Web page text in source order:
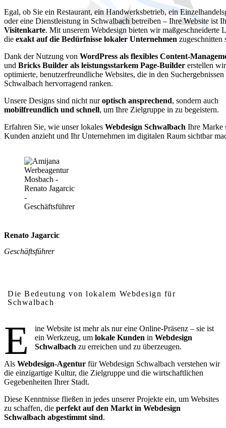
Egal, ob Sie ein Restaurant, ein Handwerksbetrieb, ein
oder eine Dienstleistung in Schwalbach betreiben – Ihre Website ist
Visitenkarte. Mit unserem Webdesign bieten wir maßgeschneiderte
die exakt auf die Bedürfnisse lokaler Unternehmen zugeschnitten
Dank der Nutzung von WordPress als flexibles Content-
und Bricks Builder als leistungsstarkem Page-Builder erstellen
optimierte, benutzerfreundliche Websites, die in den
Schwalbach hervorragend ranken.
Unsere Designs sind nicht nuroptisch ansprechend, sondern auch
mobilfreundlich und schnell, um Ihre Zielgruppe in zu begeistern.
Erfahren Sie, wie unser lokales Webdesign Schwalbach Ihre Marke
Kunden anzieht und Ihr Unternehmen im digitalen Raum sichtbar
Renato Jagarcic
Geschäftsführer
Die Bedeutung von lokalem Webdesign für
Schwalbach
E
ine Website ist mehr als nur eine Online-Präsenz – sie ist
ein Werkzeug, um lokale Kunden in Webdesign
Schwalbach zu erreichen und zu überzeugen.
Als Webdesign-Agentur für Webdesign Schwalbach verstehen wir
die einzigartige Kultur, die Zielgruppe und die wirtschaftlichen
Gegebenheiten Ihrer Stadt.
Diese Kenntnisse fließen in jedes unserer Projekte ein, um Websites
zu schaffen, die perfekt auf den Markt in Webdesign
Schwalbach abgestimmt sind.